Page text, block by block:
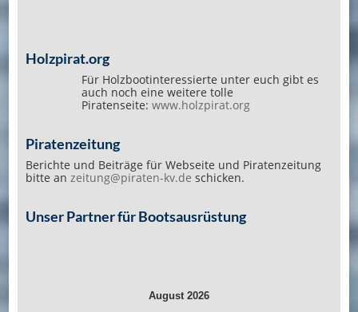
Holzpirat.org
Für Holzbootinteressierte unter euch gibt es
auch noch eine weitere tolle
Piratenseite: www.holzpirat.org
Piratenzeitung
Berichte und Beiträge für Webseite und Piratenzeitung
bitte an zeitung@piraten-kv.de schicken.
Unser Partner für Bootsausrüstung
August 2026